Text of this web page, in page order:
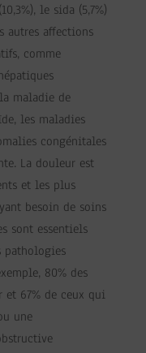
le sida (5,7%)
autres affections
comme
maladie de
les maladies
congénitales
La douleur est
et les plus
besoin de soins
sont essentiels
pathologies
80% des
et 67% de ceux qui
une